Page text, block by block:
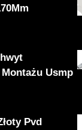
Usmp
Pvd